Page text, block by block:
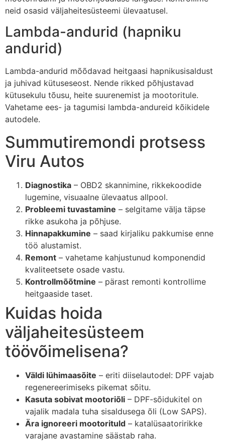
neid osasid väljaheitesüsteemi ülevaatusel.
Lambda-andurid (hapniku
andurid)
Lambda-andurid mõõdavad heitgaasi hapnikusisaldust
ja juhivad kütuseseost. Nende rikked põhjustavad
kütusekulu tõusu, heite suurenemist ja mootoritule.
Vahetame ees- ja tagumisi lambda-andureid kõikidele
autodele.
Summutiremondi protsess
Viru Autos
Diagnostika – OBD2 skannimine, rikkekoodide
lugemine, visuaalne ülevaatus allpool.
Probleemi tuvastamine – selgitame välja täpse
rikke asukoha ja põhjuse.
Hinnapakkumine – saad kirjaliku pakkumise enne
töö alustamist.
Remont – vahetame kahjustunud komponendid
kvaliteetsete osade vastu.
Kontrollmõõtmine – pärast remonti kontrollime
heitgaaside taset.
Kuidas hoida
väljaheitesüsteem
töövõimelisena?
Väldi lühimaasõite – eriti diiselautodel: DPF vajab
regenereerimiseks pikemat sõitu.
Kasuta sobivat mootoriõli – DPF-sõidukitel on
vajalik madala tuha sisaldusega õli (Low SAPS).
Ära ignoreeri mootorituld – katalüsaatoririkke
varajane avastamine säästab raha.